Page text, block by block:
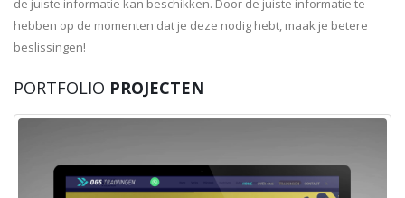
de juiste informatie kan beschikken. Door de juiste informatie te
hebben op de momenten dat je deze nodig hebt, maak je betere
beslissingen!
PORTFOLIO PROJECTEN